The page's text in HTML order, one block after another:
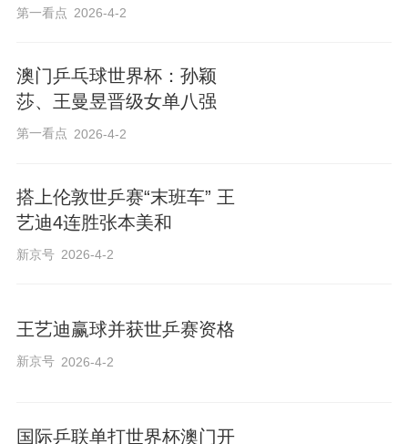
第一看点 2026-4-2
澳门乒乓球世界杯：孙颖
莎、王曼昱晋级女单八强
第一看点 2026-4-2
搭上伦敦世乒赛“末班车” 王
艺迪4连胜张本美和
新京号 2026-4-2
王艺迪赢球并获世乒赛资格
新京号 2026-4-2
国际乒联单打世界杯澳门开